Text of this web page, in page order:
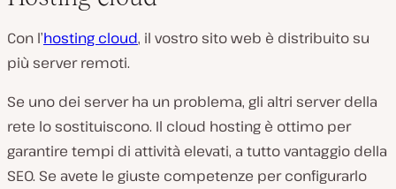
Con l’hosting cloud, il vostro sito web è distribuito su
più server remoti.
Se uno dei server ha un problema, gli altri server della
rete lo sostituiscono. Il cloud hosting è ottimo per
garantire tempi di attività elevati, a tutto vantaggio della
SEO. Se avete le giuste competenze per configurarlo